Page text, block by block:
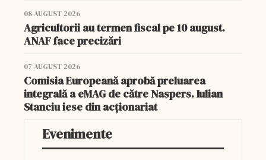
08 AUGUST 2026
Agricultorii au termen fiscal pe 10 august.
ANAF face precizări
07 AUGUST 2026
Comisia Europeană aprobă preluarea
integrală a eMAG de către Naspers. Iulian
Stanciu iese din acționariat
Evenimente